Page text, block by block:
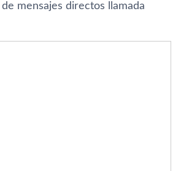
mensajes directos llamada